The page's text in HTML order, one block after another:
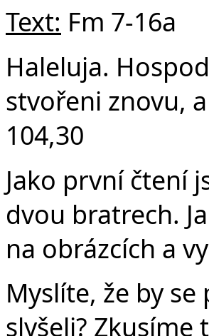
Text: Fm 7-16a
Haleluja.
stvořeni znovu,
104,30
Jako první čtení
dvou bratrech.
na obrázcích a
Myslíte, že by
slyšeli? Zkusíme